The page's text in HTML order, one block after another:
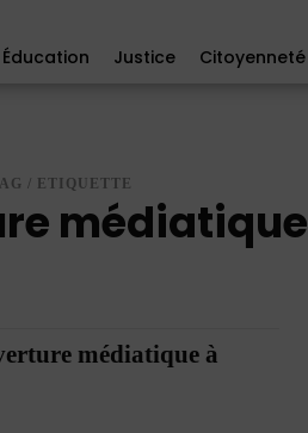
Éducation Justice Citoyenneté
/ ETIQUETTE
médiatique
médiatique à